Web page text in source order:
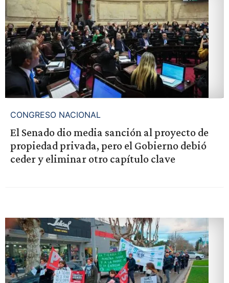
CONGRESO NACIONAL
El Senado dio media sanción al proyecto de
propiedad privada, pero el Gobierno debió
ceder y eliminar otro capítulo clave